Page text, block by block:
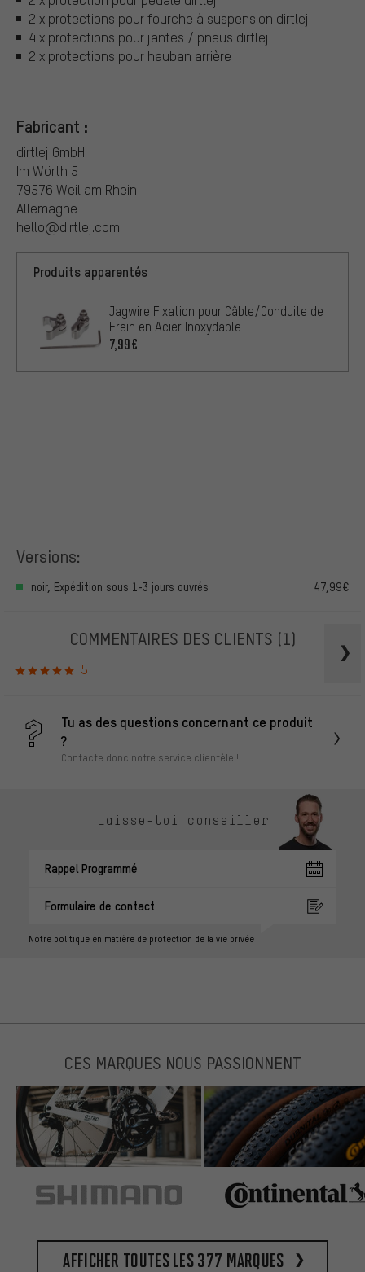
2 x protections pour fourche à suspension dirtlej
4 x protections pour jantes / pneus dirtlej
2 x protections pour hauban arrière
Fabricant :
dirtlej GmbH
Im Wörth 5
79576 Weil am Rhein
Allemagne
hello@dirtlej.com
Produits apparentés
Jagwire Fixation pour Câble/Conduite de
Frein en Acier Inoxydable
7,99€
Versions:
noir, Expédition sous 1-3 jours ouvrés 47,99€
COMMENTAIRES DES CLIENTS (1)
5
Tu as des questions concernant ce produit
?
Contacte donc notre service clientèle !
Laisse-toi conseiller
Rappel Programmé
Formulaire de contact
Notre politique en matière de protection de la vie privée
CES MARQUES NOUS PASSIONNENT
Afficher toutes les 377 marques